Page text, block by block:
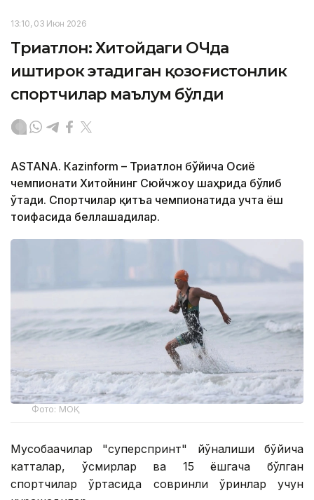
13:10, 03 Июн 2026
Триатлон: Хитойдаги ОЧда
иштирок этадиган қозоғистонлик
спортчилар маълум бўлди
ASTANА. Кazinform – Триатлон бўйича Осиё
чемпионати Хитойнинг Сюйчжоу шаҳрида бўлиб
ўтади. Спортчилар қитъа чемпионатида учта ёш
тоифасида беллашадилар.
Фото: МОҚ
Мусобақачилар "суперспринт" йўналиши бўйича
катталар, ўсмирлар ва 15 ёшгача бўлган
спортчилар ўртасида совринли ўринлар учун